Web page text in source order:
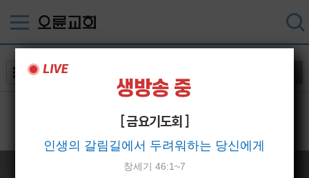
오늘 하루동안 이 창을 열지 않습니다.
[ 금요기도회 ]
인생의 갈림길에서 두려워하는 당신에게
창세기 46:1~7